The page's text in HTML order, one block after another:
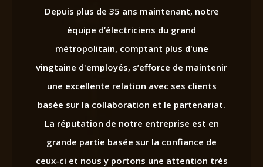
Depuis plus de 35 ans maintenant, notre
équipe d’électriciens du grand
métropolitain, comptant plus d'une
vingtaine d'employés, s’efforce de maintenir
une excellente relation avec ses clients
basée sur la collaboration et le partenariat.
La réputation de notre entreprise est en
grande partie basée sur la confiance de
ceux-ci et nous y portons une attention très